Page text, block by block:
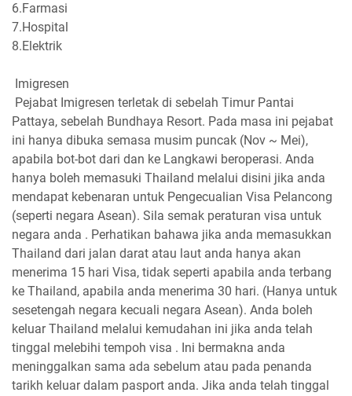
6.Farmasi
7.Hospital
8.Elektrik
Imigresen
Pejabat Imigresen terletak di sebelah Timur Pantai
Pattaya, sebelah Bundhaya Resort. Pada masa ini pejabat
ini hanya dibuka semasa musim puncak (Nov ~ Mei),
apabila bot-bot dari dan ke Langkawi beroperasi. Anda
hanya boleh memasuki Thailand melalui disini jika anda
mendapat kebenaran untuk Pengecualian Visa Pelancong
(seperti negara Asean). Sila semak peraturan visa untuk
negara anda . Perhatikan bahawa jika anda memasukkan
Thailand dari jalan darat atau laut anda hanya akan
menerima 15 hari Visa, tidak seperti apabila anda terbang
ke Thailand, apabila anda menerima 30 hari. (Hanya untuk
sesetengah negara kecuali negara Asean). Anda boleh
keluar Thailand melalui kemudahan ini jika anda telah
tinggal melebihi tempoh visa . Ini bermakna anda
meninggalkan sama ada sebelum atau pada penanda
tarikh keluar dalam pasport anda. Jika anda telah tinggal